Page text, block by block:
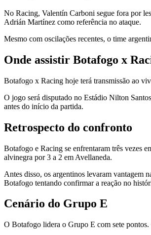
No Racing, Valentín Carboni segue fora por
Adrián Martínez como referência no ataque.
Mesmo com oscilações recentes, o time
Onde assistir Botafogo x
Botafogo x Racing hoje terá transmissão ao
O jogo será disputado no Estádio Nilton
antes do início da partida.
Retrospecto do confronto
Botafogo e Racing se enfrentaram três vezes
alvinegra por 3 a 2 em Avellaneda.
Antes disso, os argentinos levaram vantagem
Botafogo tentando confirmar a reação no
Cenário do Grupo E
O Botafogo lidera o Grupo E com sete